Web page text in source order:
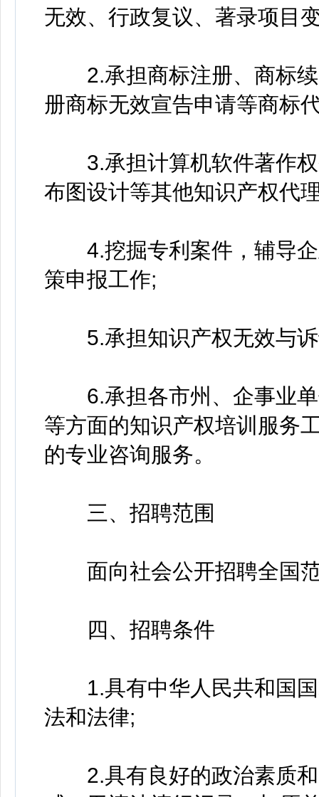
无效、行政复议、著录项目
2.承担商标注册、商标续
册商标无效宣告申请等商标
3.承担计算机软件著作权
布图设计等其他知识产权代
4.挖掘专利案件，辅导企
策申报工作;
5.承担知识产权无效与诉
6.承担各市州、企事业单
等方面的知识产权培训服务
的专业咨询服务。
三、招聘范围
面向社会公开招聘全国范
四、招聘条件
1.具有中华人民共和国国
法和法律;
2.具有良好的政治素质和